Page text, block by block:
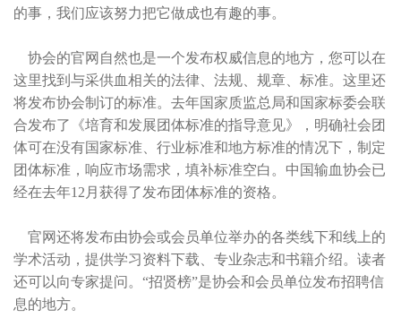
的事，我们应该努力把它做成也有趣的事。
协会的官网自然也是一个发布权威信息的地方，您可以在
这里找到与采供血相关的法律、法规、规章、标准。这里还
将发布协会制订的标准。去年国家质监总局和国家标委会联
合发布了《培育和发展团体标准的指导意见》，明确社会团
体可在没有国家标准、行业标准和地方标准的情况下，制定
团体标准，响应市场需求，填补标准空白。中国输血协会已
经在去年12月获得了发布团体标准的资格。
官网还将发布由协会或会员单位举办的各类线下和线上的
学术活动，提供学习资料下载、专业杂志和书籍介绍。读者
还可以向专家提问。“招贤榜”是协会和会员单位发布招聘信
息的地方。